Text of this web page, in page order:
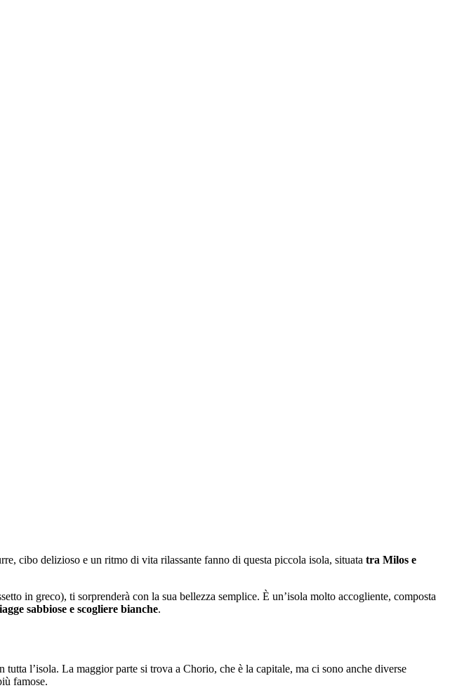
cibo delizioso e un ritmo di vita rilassante fanno di questa piccola isola, situata tra Milos e
in greco), ti sorprenderà con la sua bellezza semplice. È un’isola molto accogliente, composta
sabbiose e scogliere bianche.
l’isola. La maggior parte si trova a Chorio, che è la capitale, ma ci sono anche diverse
famose.